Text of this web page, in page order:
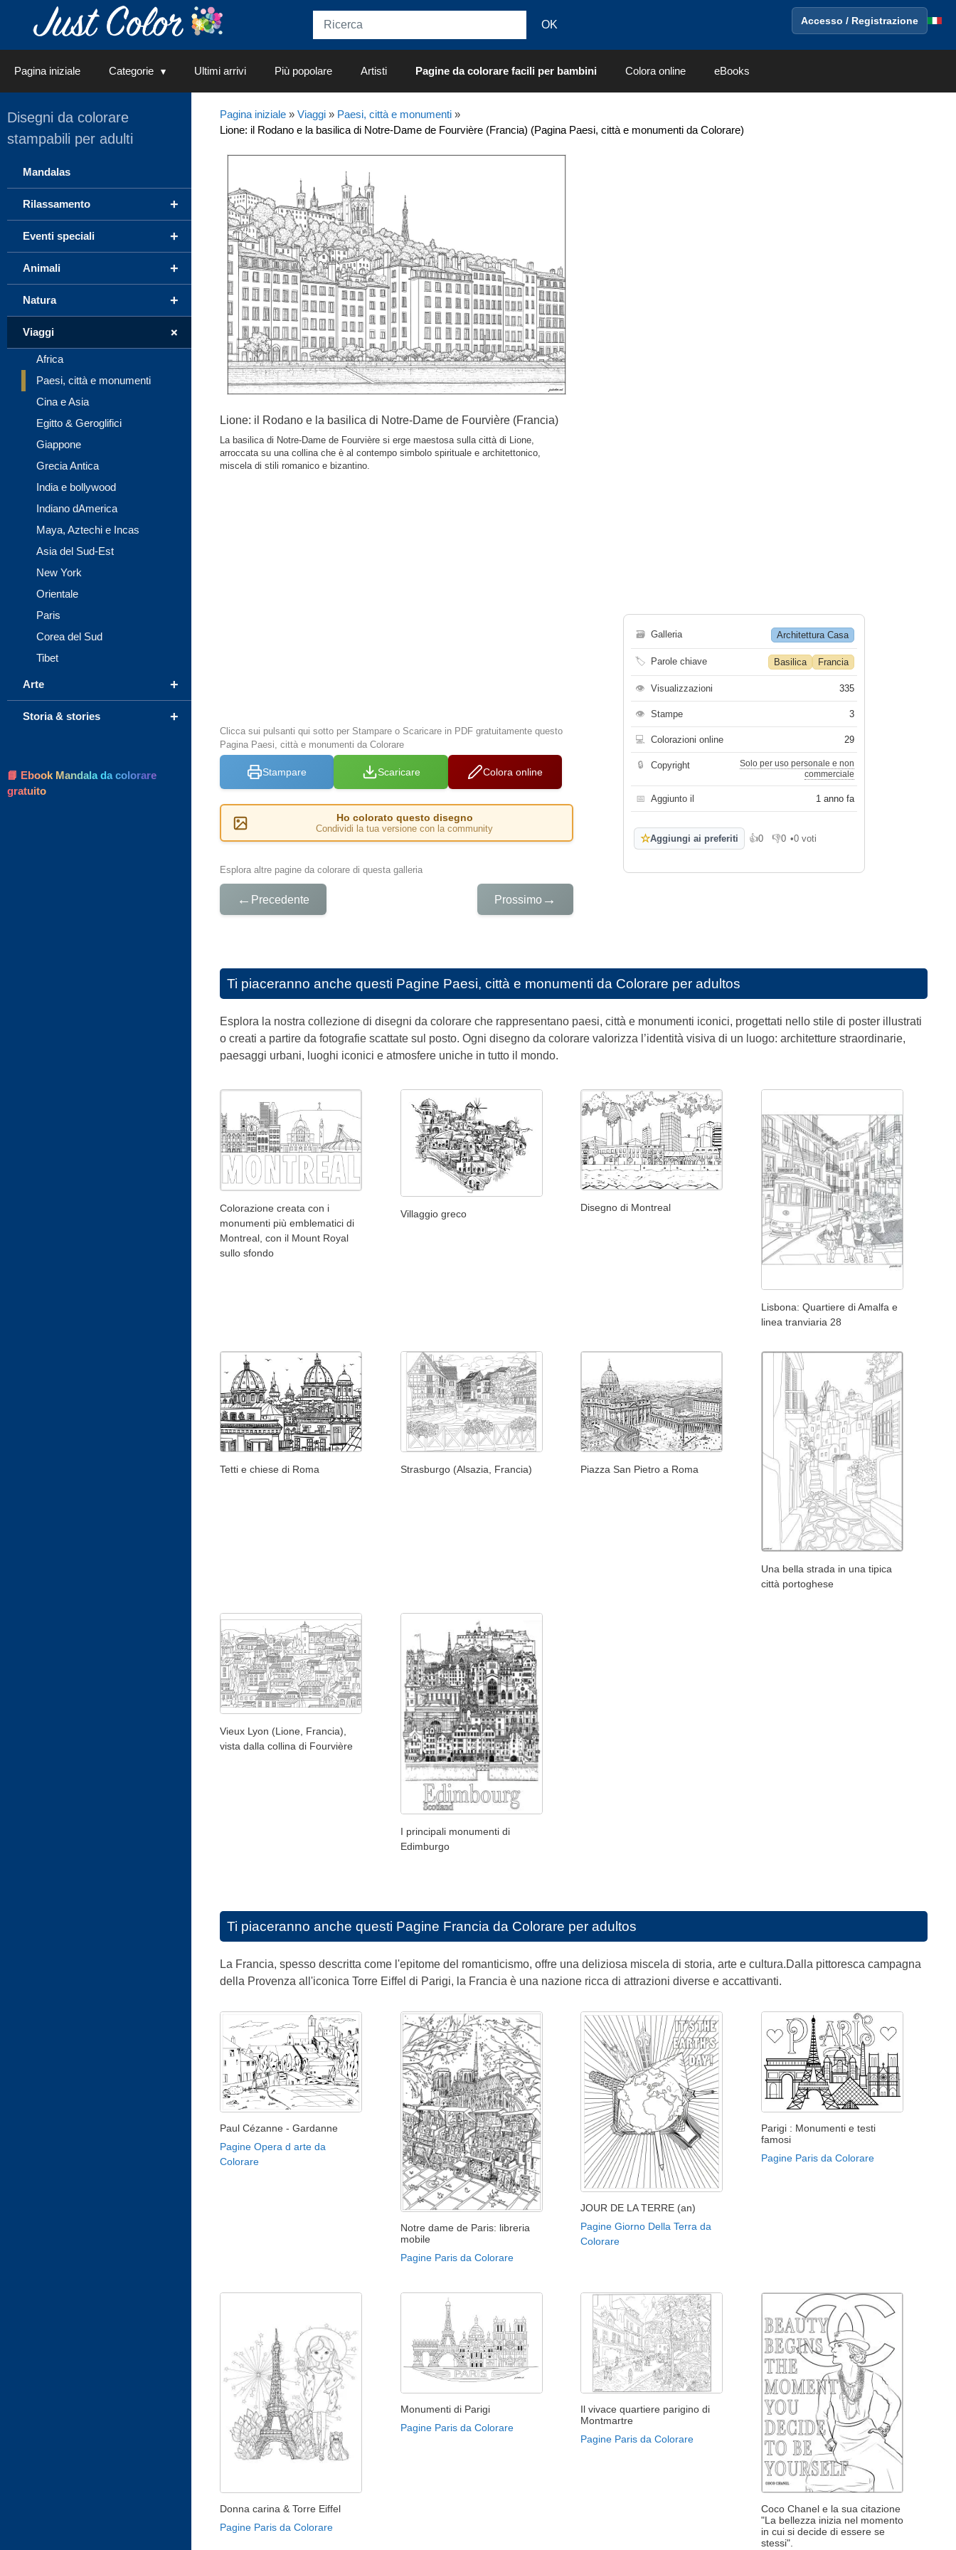
Accesso / Registrazione
Pagina iniziale Categorie Ultimi arrivi Più popolare Artisti Pagine da colorare facili per bambini Colora online eBooks
Pagina iniziale» Viaggi» Paesi, città e monumenti»
Lione: il Rodano e la basilica di Notre-Dame de Fourvière (Francia) (Pagina Paesi, città e monumenti da Colorare)
Lione: il Rodano e la basilica di Notre-Dame de Fourvière (Francia)
La basilica di Notre-Dame de Fourvière si erge maestosa sulla città di Lione,
arroccata su una collina che è al contempo simbolo spirituale e architettonico,
miscela di stili romanico e bizantino.
Clicca sui pulsanti qui sotto per Stampare o Scaricare in PDF gratuitamente questo
Pagina Paesi, città e monumenti da Colorare
Stampare Scaricare Colora online
Ho colorato questo disegno
Condividi la tua versione con la community
Esplora altre pagine da colorare di questa galleria
← Precedente Prossimo →
🗃 Galleria Architettura Casa
🏷 Parole chiave Basilica Francia
👁 Visualizzazioni 335
👁 Stampe 3
💻 Colorazioni online 29
🔒 Copyright
Solo per uso personale e non
commerciale
📅 Aggiunto il 1 anno fa
☆Aggiungi ai preferiti 👍0
Mi piace
👎0
Non mi piace
•0 voti
Ti piaceranno anche questi Pagine Paesi, città e monumenti da Colorare per adultos
Esplora la nostra collezione di disegni da colorare che rappresentano paesi, città e monumenti iconici, progettati nello stile di poster illustrati
o creati a partire da fotografie scattate sul posto. Ogni disegno da colorare valorizza l’identità visiva di un luogo: architetture straordinarie,
paesaggi urbani, luoghi iconici e atmosfere uniche in tutto il mondo.
Colorazione creata con i
monumenti più emblematici di
Montreal, con il Mount Royal
sullo sfondo
Villaggio greco
Disegno di Montreal
Lisbona: Quartiere di Amalfa e
linea tranviaria 28
Tetti e chiese di Roma Strasburgo (Alsazia, Francia) Piazza San Pietro a Roma
Una bella strada in una tipica
città portoghese
Vieux Lyon (Lione, Francia),
vista dalla collina di Fourvière
I principali monumenti di
Edimburgo
Ti piaceranno anche questi Pagine Francia da Colorare per adultos
La Francia, spesso descritta come l'epitome del romanticismo, offre una deliziosa miscela di storia, arte e cultura.Dalla pittoresca campagna
della Provenza all'iconica Torre Eiffel di Parigi, la Francia è una nazione ricca di attrazioni diverse e accattivanti.
Paul Cézanne - Gardanne
Pagine Opera d arte da
Colorare
Notre dame de Paris: libreria
mobile
Pagine Paris da Colorare
JOUR DE LA TERRE (an)
Pagine Giorno Della Terra da
Colorare
Parigi : Monumenti e testi
famosi
Pagine Paris da Colorare
Donna carina & Torre Eiffel
Pagine Paris da Colorare
Monumenti di Parigi
Pagine Paris da Colorare
Il vivace quartiere parigino di
Montmartre
Pagine Paris da Colorare
Coco Chanel e la sua citazione
"La bellezza inizia nel momento
in cui si decide di essere se
stessi".
Disegni da colorare
stampabili per adulti
Mandalas
+
Rilassamento
+
Eventi speciali
+
Animali
+
Natura
+
Viaggi
Africa
Paesi, città e monumenti
Cina e Asia
Egitto & Geroglifici
Giappone
Grecia Antica
India e bollywood
Indiano dAmerica
Maya, Aztechi e Incas
Asia del Sud-Est
New York
Orientale
Paris
Corea del Sud
Tibet
+
Arte
+
Storia & stories
📘 Ebook Mandala da colorare
gratuito